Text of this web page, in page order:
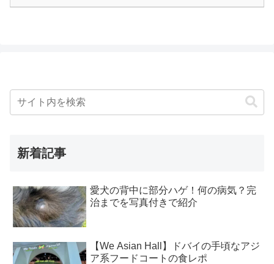
新着記事
愛犬の背中に部分ハゲ！何の病気？完
治までを写真付きで紹介
【We Asian Hall】ドバイの手頃なアジ
ア系フードコートの食レポ